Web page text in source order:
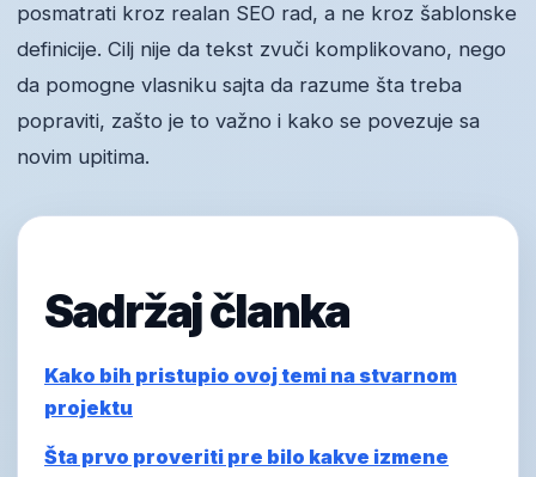
posmatrati kroz realan SEO rad, a ne kroz šablonske
definicije. Cilj nije da tekst zvuči komplikovano, nego
da pomogne vlasniku sajta da razume šta treba
popraviti, zašto je to važno i kako se povezuje sa
novim upitima.
Sadržaj članka
Kako bih pristupio ovoj temi na stvarnom
projektu
Šta prvo proveriti pre bilo kakve izmene